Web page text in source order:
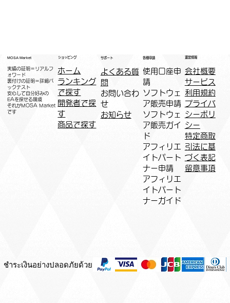
MOSA Market
実績の証明＝リアルフ
ォワード
裏付けの証明＝詳細バ
ックテスト
安心して自分好みの
EAを探せる環境
​それがMOSA Market
です
ショッピング
ホーム
ランキング
で探す
開発者で探
す
商品で探す
サポート
よくある質
問
お問い合わ
せ
お知らせ
各種申請
​使用口座申
請
ソフトウェ
ア販売申請
ソフトウェ
ア販売ガイ
ド
アフィリエ
イトパート
ナー申請​
​アフィリエ
イトパート
ナーガイド
運営情報
会社概要
サービス
利用規約
プライバ
シーポリ
シー
特定商取
引法に基
づく表記
​留意事項
ชำระเงินอย่างปลอดภัยด้วย